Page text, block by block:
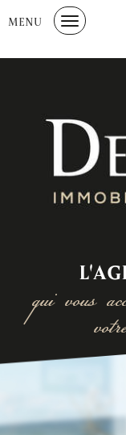
MENU
qui vous